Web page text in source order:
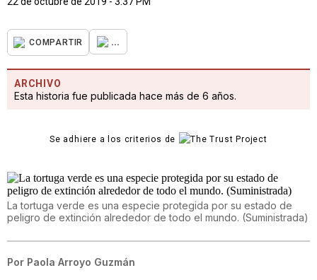
COMPARTIR ...
ARCHIVO
Esta historia fue publicada hace más de 6 años.
Se adhiere a los criterios de
La tortuga verde es una especie protegida por su estado de
peligro de extinción alrededor de todo el mundo. (Suministrada)
Por Paola Arroyo Guzmán